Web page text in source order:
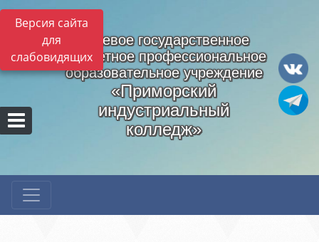
Версия сайта
для
слабовидящих
Краевое государственное
бюджетное профессиональное
образовательное учреждение
«Приморский
индустриальный
колледж»